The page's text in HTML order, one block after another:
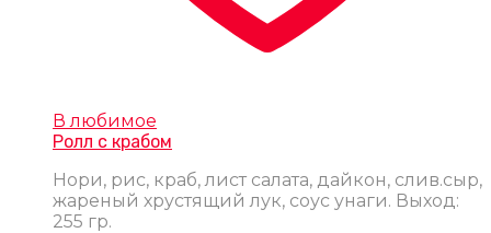
В любимое
Ролл с крабом
Нори, рис, краб, лист салата, дайкон, слив.сыр,
жареный хрустящий лук, соус унаги. Выход:
255 гр.